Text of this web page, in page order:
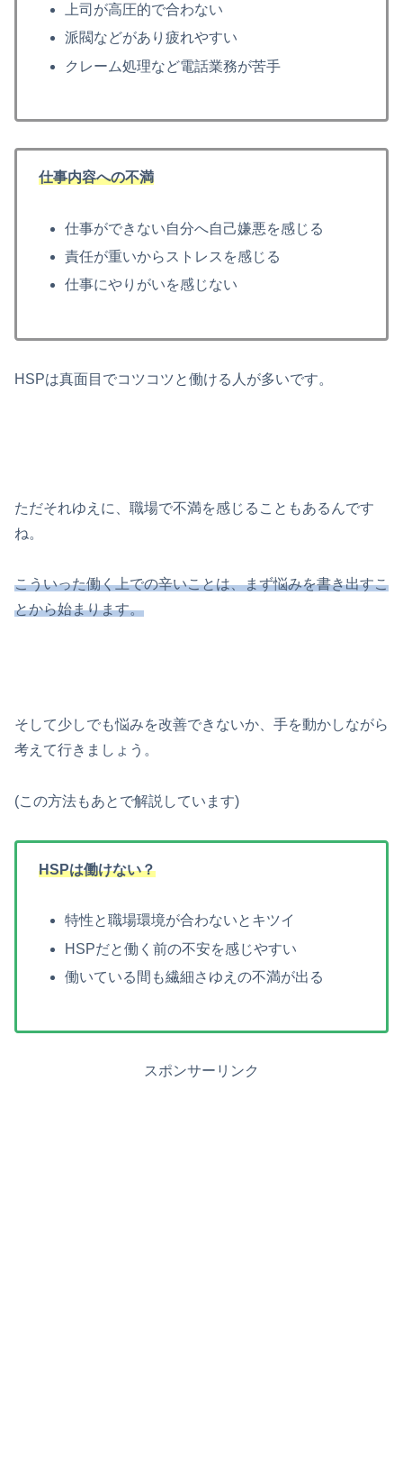
上司が高圧的で合わない
派閥などがあり疲れやすい
クレーム処理など電話業務が苦手
仕事内容への不満
仕事ができない自分へ自己嫌悪を感じる
責任が重いからストレスを感じる
仕事にやりがいを感じない
HSPは真面目でコツコツと働ける人が多いです。
ただそれゆえに、職場で不満を感じることもあるんです
ね。
こういった働く上での辛いことは、まず悩みを書き出すこ
とから始まります。
そして少しでも悩みを改善できないか、手を動かしながら
考えて行きましょう。
(この方法もあとで解説しています)
HSPは働けない？
特性と職場環境が合わないとキツイ
HSPだと働く前の不安を感じやすい
働いている間も繊細さゆえの不満が出る
スポンサーリンク